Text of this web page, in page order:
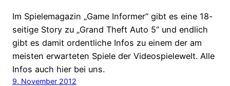
Im Spielemagazin „Game Informer“ gibt es eine 18-
seitige Story zu „Grand Theft Auto 5“ und endlich
gibt es damit ordentliche Infos zu einem der am
meisten erwarteten Spiele der Videospielewelt. Alle
Infos auch hier bei uns.
9. November 2012